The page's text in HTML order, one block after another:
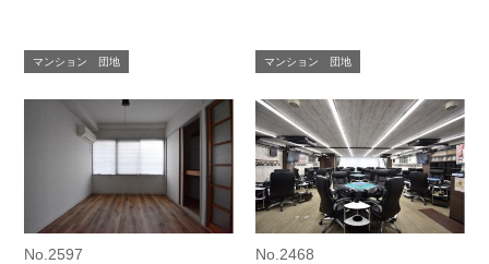
マンション 団地 マンション 団地
No.2597 No.2468